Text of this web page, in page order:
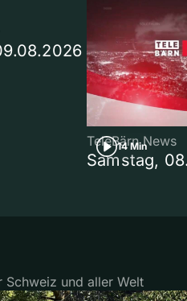
14 Min
TeleBärn News
Samstag,
Schweiz und aller Welt